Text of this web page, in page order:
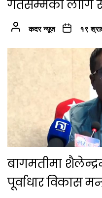
गतेसम्मका लागि
कदर न्यूज १९
बागमतीमा
पूर्वाधार विकास